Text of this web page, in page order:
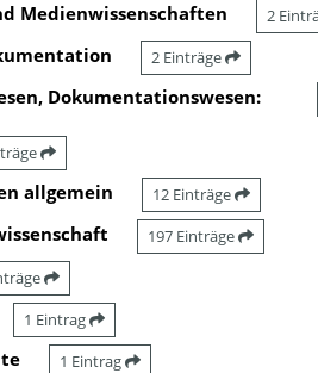
Medienwissenschaften
2
2 Einträge
Dokumentationswesen:
allgemein 12 Einträge
197 Einträge
1 Eintrag
1 Eintrag